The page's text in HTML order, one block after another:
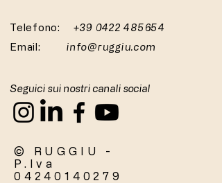
Telefono:
+39 0422 485654
Email: info@ruggiu.com
Seguici sui nostri canali social
© RUGGIU -
P.Iva
04240140279